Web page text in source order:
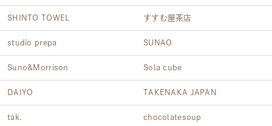
SHINTO TOWEL すすむ屋茶店
studio prepa SUNAO
Suno&Morrison Sola cube
DAIYO TAKENAKA JAPAN
tak. chocolatesoup